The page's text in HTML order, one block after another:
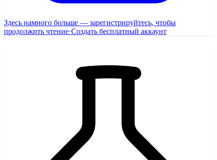
Здесь намного больше — зарегистрируйтесь, чтобы
продолжить чтение·Создать бесплатный аккаунт